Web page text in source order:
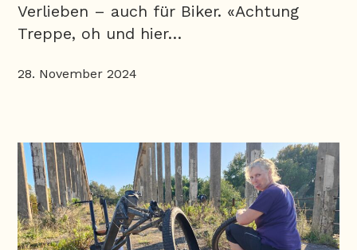
Verlieben – auch für Biker. «Achtung
Treppe, oh und hier…
28. November 2024